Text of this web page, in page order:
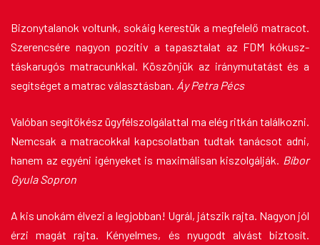
Bizonytalanok voltunk, sokáig kerestük a megfelelő matracot.
Szerencsére nagyon pozítiv a tapasztalat az FDM kókusz-
táskarugós matracunkkal. Köszönjük az iránymutatást és a
segítséget a matrac választásban. Áy Petra Pécs
Valóban segítőkész ügyfélszolgálattal ma elég ritkán találkozni.
Nemcsak a matracokkal kapcsolatban tudtak tanácsot adni,
hanem az egyéni igényeket is maximálisan kiszolgálják. Bíbor
Gyula Sopron
A kis unokám élvezi a legjobban! Ugrál, játszik rajta. Nagyon jól
érzi magát rajta. Kényelmes, és nyugodt alvást biztosít.